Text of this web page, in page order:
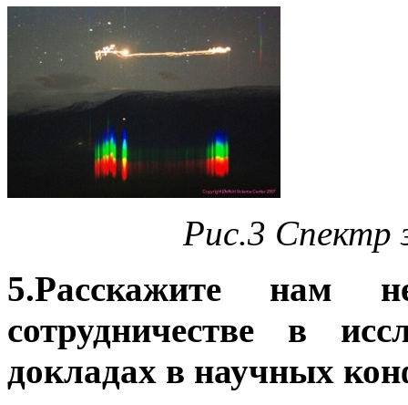
Рис.3 Спектр
5.Расскажите нам
сотрудничестве в
докладах в научных